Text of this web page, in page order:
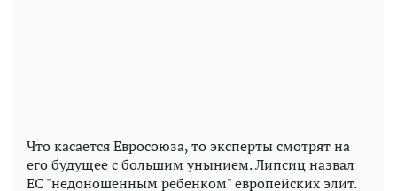
Что касается Евросоюза, то эксперты смотрят на
его будущее с большим унынием. Липсиц назвал
ЕС "недоношенным ребенком" европейских элит.